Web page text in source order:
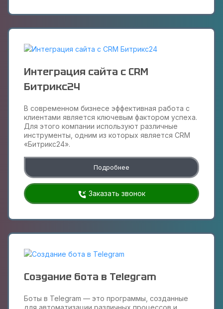
Интеграция сайта с CRM
Битрикс24
В современном бизнесе эффективная работа с
клиентами является ключевым фактором успеха.
Для этого компании используют различные
инструменты, одним из которых является CRM
«Битрикс24».
Подробнее
Заказать звонок
Создание бота в Telegram
Боты в Telegram — это программы, созданные
для автоматизации различных процессов и